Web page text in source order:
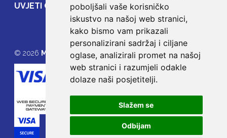
poboljšali vaše korisničko
iskustvo na našoj web stranici,
kako bismo vam prikazali
personalizirani sadržaj i ciljane
oglase, analizirali promet na našoj
web stranici i razumjeli odakle
dolaze naši posjetitelji.
Slažem se
Odbijam
UVJETI OSIGURANJA
© 2026 MOJE OSIGURANJE